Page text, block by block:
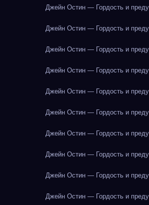
Джейн Остин — Гордость и
Джейн Остин — Гордость и
Джейн Остин — Гордость и
Джейн Остин — Гордость и
Джейн Остин — Гордость и
Джейн Остин — Гордость и
Джейн Остин — Гордость и
Джейн Остин — Гордость и
Джейн Остин — Гордость и
Джейн Остин — Гордость и